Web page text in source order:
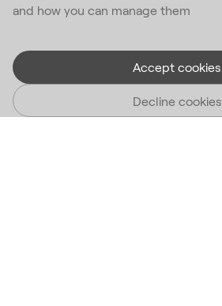
and how you can manage them
Accept cookies
Decline cookies